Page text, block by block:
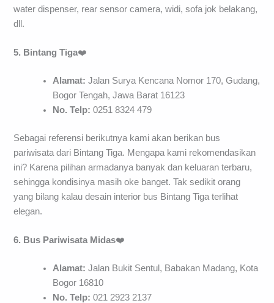
water dispenser, rear sensor camera, widi, sofa jok belakang,
dll.
5. Bintang Tiga❤️
Alamat: Jalan Surya Kencana Nomor 170, Gudang,
Bogor Tengah, Jawa Barat 16123
No. Telp: 0251 8324 479
Sebagai referensi berikutnya kami akan berikan bus
pariwisata dari Bintang Tiga. Mengapa kami rekomendasikan
ini? Karena pilihan armadanya banyak dan keluaran terbaru,
sehingga kondisinya masih oke banget. Tak sedikit orang
yang bilang kalau desain interior bus Bintang Tiga terlihat
elegan.
6. Bus Pariwisata Midas❤️
Alamat: Jalan Bukit Sentul, Babakan Madang, Kota
Bogor 16810
No. Telp: 021 2923 2137